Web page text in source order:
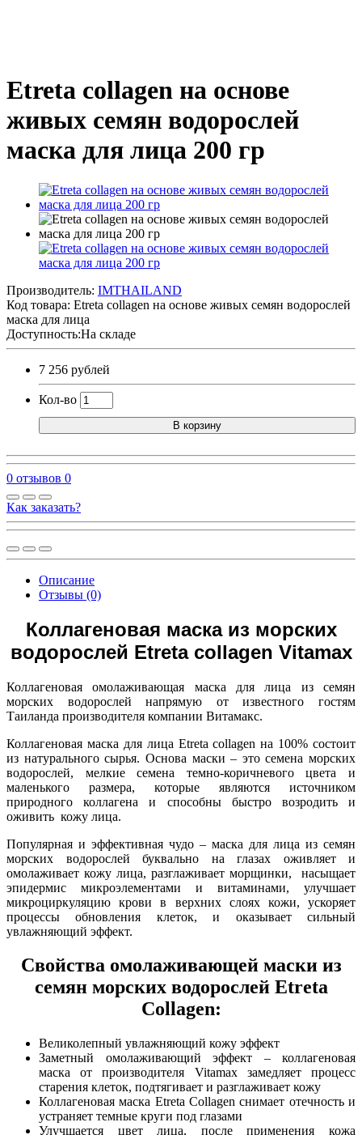
Etreta collagen на основе
живых семян водорослей
маска для лица 200 гр
Производитель: IMTHAILAND
Код товара: Etreta collagen на основе живых семян водорослей
маска для лица
Доступность:На складе
7 256 рублей
Кол-во
В корзину
0 отзывов 0
Как заказать?
Описание
Отзывы (0)
Коллагеновая маска из морских
водорослей Etreta collagen Vitamax
Коллагеновая омолаживающая маска для лица из семян
морских водорослей напрямую от известного гостям
Таиланда производителя компании Витамакс.
Коллагеновая маска для лица Etreta collagen на 100% состоит
из натурального сырья. Основа маски – это семена морских
водорослей, мелкие семена темно-коричневого цвета и
маленького размера, которые являются источником
природного коллагена и способны быстро возродить и
оживить кожу лица.
Популярная и эффективная чудо – маска для лица из семян
морских водорослей буквально на глазах оживляет и
омолаживает кожу лица, разглаживает морщинки, насыщает
эпидермис микроэлементами и витаминами, улучшает
микроциркуляцию крови в верхних слоях кожи, ускоряет
процессы обновления клеток, и оказывает сильный
увлажняющий эффект.
Свойства омолаживающей маски из
семян морских водорослей Etreta
Collagen:
Великолепный увлажняющий кожу эффект
Заметный омолаживающий эффект – коллагеновая
маска от производителя Vitamax замедляет процесс
старения клеток, подтягивает и разглаживает кожу
Коллагеновая маска Etreta Collagen снимает отечность и
устраняет темные круги под глазами
Улучшается цвет лица, после применения кожа